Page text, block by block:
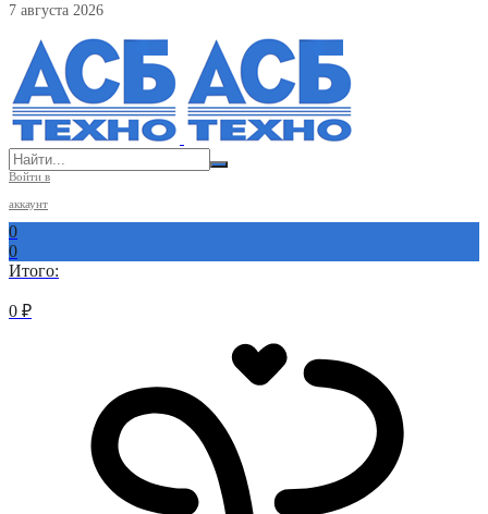
7 августа 2026
Войти в
аккаунт
0
0
Итого:
0 ₽